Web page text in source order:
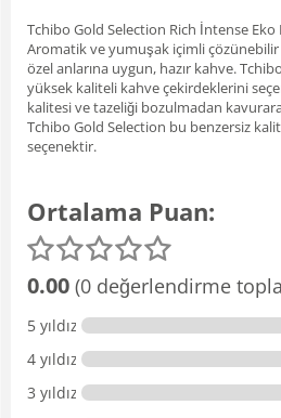
Tchibo Gold Selection Rich İntense
Aromatik ve yumuşak içimli
özel anlarına uygun, hazır kahve.
yüksek kaliteli kahve çekirdeklerini
kalitesi ve tazeliği bozulmadan
Tchibo Gold Selection bu benzersiz
seçenektir.
Ortalama Puan:
0.00 (0 değerlendirme
5 yıldız
4 yıldız
3 yıldız